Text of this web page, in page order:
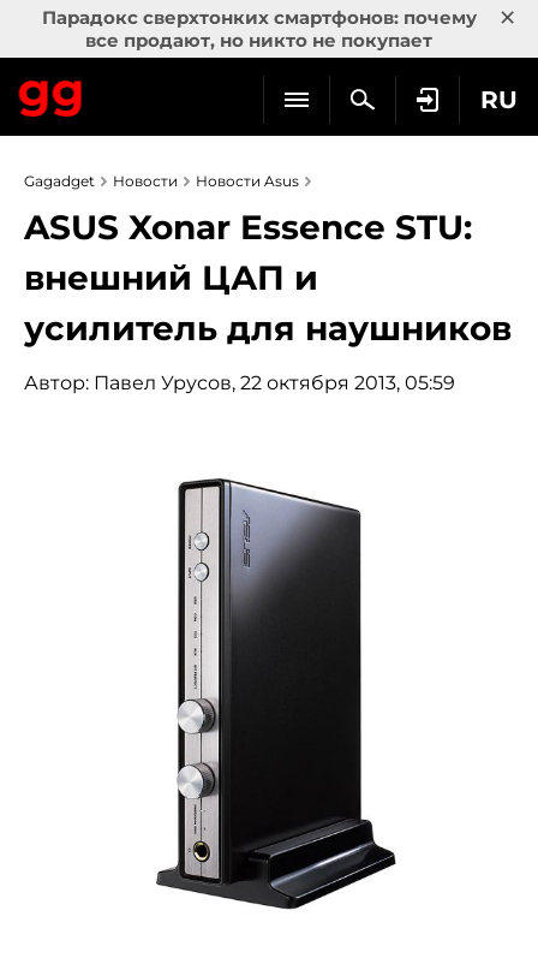
Парадокс сверхтонких смартфонов: почему
все продают, но никто не покупает
×
RU
Gagadget Новости Новости Asus
ASUS Xonar Essence STU:
внешний ЦАП и
усилитель для наушников
Автор: Павел Урусов, 22 октября 2013, 05:59